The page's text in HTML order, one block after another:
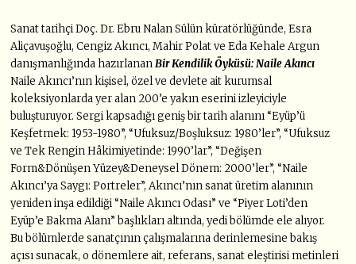
Sanat tarihçi Doç. Dr. Ebru Nalan Sülün küratörlüğünde, Esra
Aliçavuşoğlu, Cengiz Akıncı, Mahir Polat ve Eda Kehale Argun
danışmanlığında hazırlananBir Kendilik Öyküsü: Naile Akıncı
Naile Akıncı’nın kişisel, özel ve devlete ait kurumsal
koleksiyonlarda yer alan 200’e yakın eserini izleyiciyle
buluşturuyor. Sergi kapsadığı geniş bir tarih alanını “Eyüp’ü
Keşfetmek: 1953-1980”, “Ufuksuz/Boşluksuz: 1980’ler”, “Ufuksuz
ve Tek Rengin Hâkimiyetinde: 1990’lar”, “Değişen
Form&Dönüşen Yüzey&Deneysel Dönem: 2000’ler”, “Naile
Akıncı’ya Saygı: Portreler”, Akıncı’nın sanat üretim alanının
yeniden inşa edildiği “Naile Akıncı Odası” ve “Piyer Loti’den
Eyüp’e Bakma Alanı” başlıkları altında, yedi bölümde ele alıyor.
Bu bölümlerde sanatçının çalışmalarına derinlemesine bakış
açısı sunacak, o dönemlere ait, referans, sanat eleştirisi metinleri